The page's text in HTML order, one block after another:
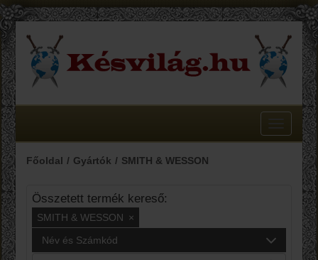
Toggle
Főoldal
Gyártók SMITH & WESSON
Összetett termék kereső:
SMITH & WESSON ×
Név és Számkód